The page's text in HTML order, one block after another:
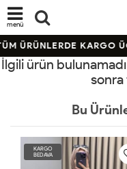
menü
ÜRÜNLERDE KARGO
İlgili ürün
Bu
KARGO
BEDAVA